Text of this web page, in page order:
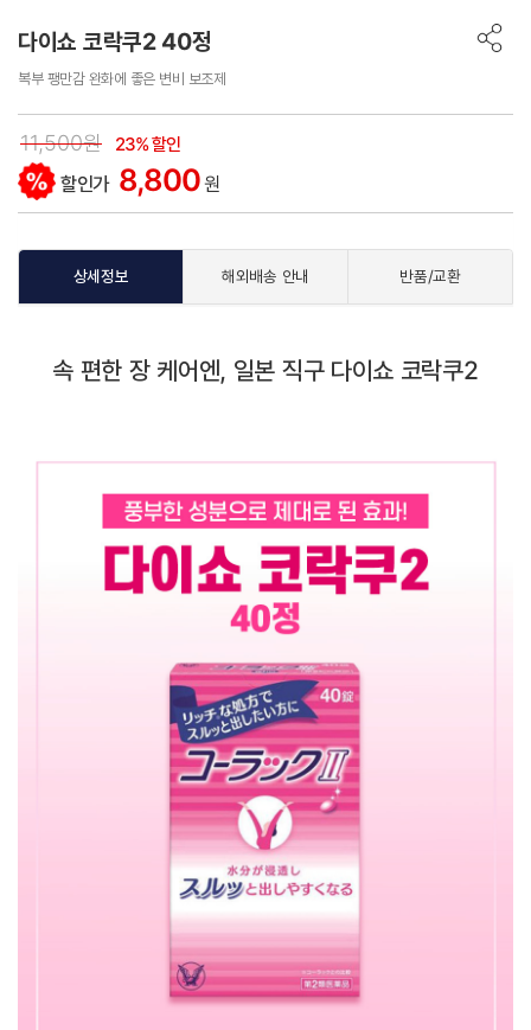
다이쇼 코락쿠2 40정
복부 팽만감 완화에 좋은 변비 보조제
11,500원 23% 할인
할인가 8,800원
상세정보 해외배송 안내 반품/교환
속 편한 장 케어엔, 일본 직구 다이쇼 코락쿠2